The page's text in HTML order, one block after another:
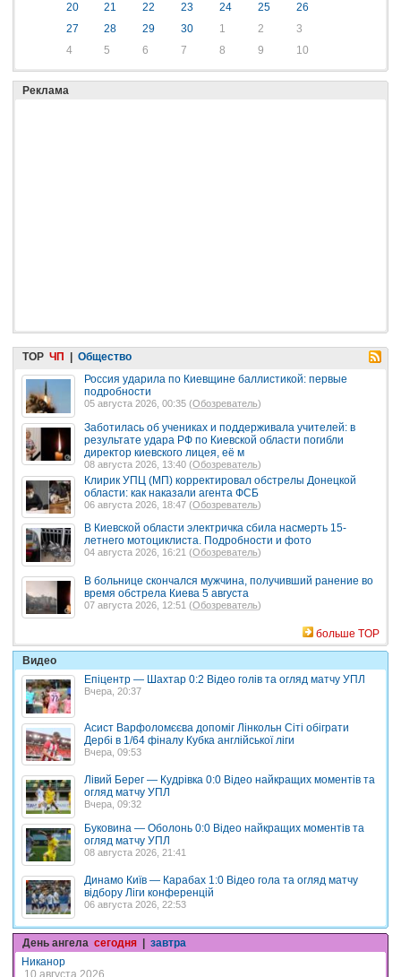
20
21 22 23 24 25
26
27
28 29 30 1 2
3
4
5 6 7 8 9 10
Реклама
TOP ЧП
Общество
Россия ударила по Киевщине баллистикой: первые
подробности
05 августа 2026, 00:35 (Обозреватель)
Заботилась об учениках и поддерживала учителей: в
результате удара РФ по Киевской области погибли
директор киевского лицея, её м
08 августа 2026, 13:40 (Обозреватель)
Клирик УПЦ (МП) корректировал обстрелы Донецкой
области: как наказали агента ФСБ
06 августа 2026, 18:47 (Обозреватель)
В Киевской области электричка сбила насмерть 15-
летнего мотоциклиста. Подробности и фото
04 августа 2026, 16:21 (Обозреватель)
В больнице скончался мужчина, получивший ранение во
время обстрела Киева 5 августа
07 августа 2026, 12:51 (Обозреватель)
больше TOP
Видео
Епіцентр — Шахтар 0:2 Відео голів та огляд матчу УПЛ
Вчера, 20:37
Асист Варфоломєєва допоміг Лінкольн Сіті обіграти
Дербі в 1/64 фіналу Кубка англійської ліги
Вчера, 09:53
Лівий Берег — Кудрівка 0:0 Відео найкращих моментів та
огляд матчу УПЛ
Вчера, 09:32
Буковина — Оболонь 0:0 Відео найкращих моментів та
огляд матчу УПЛ
08 августа 2026, 21:41
Динамо Київ — Карабах 1:0 Відео гола та огляд матчу
відбору Ліги конференцій
06 августа 2026, 22:53
День ангела сегодня | завтра
Никанор
10 августа 2026